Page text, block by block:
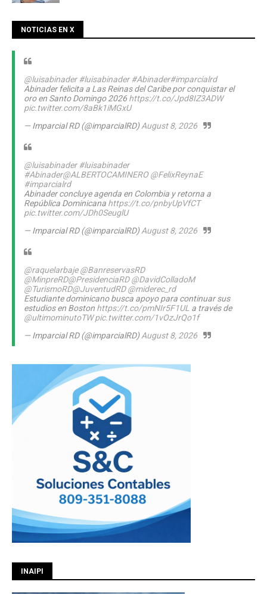
NOTICIAS EN X
@luisabinader #luisabinader #Abinader#imparcialrd
Abinader felicita a Las Reinas del Caribe por conquistar el
oro en Santo Domingo 2026 https://t.co/Jpd8IZ3ADW
pic.twitter.com/8aBk1iMGxU
— Imparcial RD (@imparcialRD)August 8, 2026
@luisabinader #luisabinader
#Abinader@ALBERTOCAMINERO @FelixReynaE
#imparcialrd
Abinader concluye agenda en Colombia y retorna a
República Dominicana https://t.co/pnbyUpVfCT
pic.twitter.com/JDh0SeuglU
— Imparcial RD (@imparcialRD)August 8, 2026
@raquelarbaje @BanreservasRD
@MinpreRD@PresidenciaRD @DavidColladoM
@TurismoRD@JuventudRD @miderec_rd
Estudiante dominicano busca apoyo para continuar sus
estudios en Boston https://t.co/pmNIr5F1UL a través de
@ultimominutoTW pic.twitter.com/1vOzJrQo1f
— Imparcial RD (@imparcialRD)August 8, 2026
INAIPI